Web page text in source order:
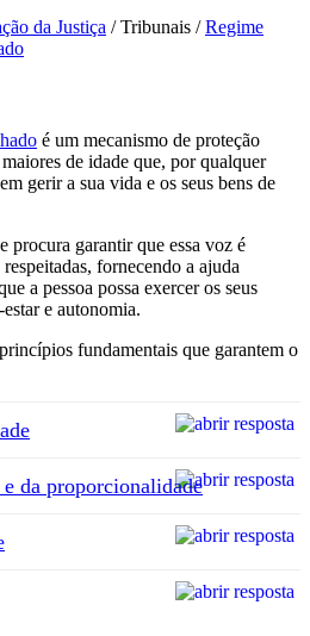
da Justiça /Tribunais /Regime
é um mecanismo de proteção
de idade que, por qualquer
gerir a sua vida e os seus bens de
procura garantir que essa voz é
fornecendo a ajuda
a pessoa possa exercer os seus
e autonomia.
fundamentais que garantem o
da proporcionalidade